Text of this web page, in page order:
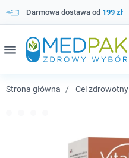
Darmowa dostawa od 199 zł
menu
Strona główna Cel zdrowotny